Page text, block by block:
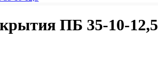
ПБ 35-10-12,5